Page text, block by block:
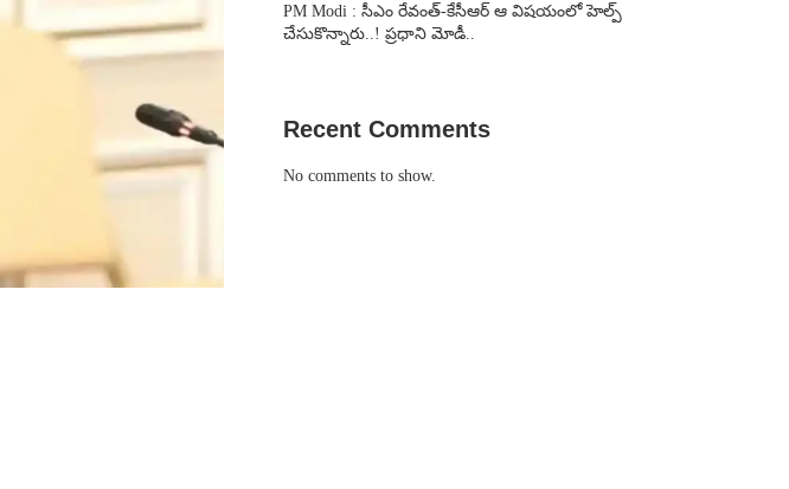
PM Modi : సీఎం రేవంత్-కేసీఆర్ ఆ విషయంలో హెల్ప్
చేసుకొన్నారు..! ప్రధాని మోడీ..
Recent Comments
No comments to show.